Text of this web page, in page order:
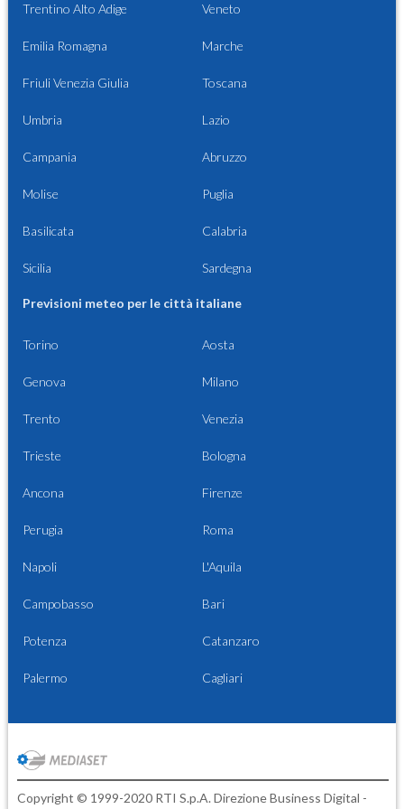
Trentino Alto Adige Veneto
Emilia Romagna Marche
Friuli Venezia Giulia Toscana
Umbria Lazio
Campania Abruzzo
Molise Puglia
Basilicata Calabria
Sicilia Sardegna
Previsioni meteo per le città italiane
Torino Aosta
Genova Milano
Trento Venezia
Trieste Bologna
Ancona Firenze
Perugia Roma
Napoli L'Aquila
Campobasso Bari
Potenza Catanzaro
Palermo Cagliari
Copyright © 1999-2020 RTI S.p.A. Direzione Business Digital -